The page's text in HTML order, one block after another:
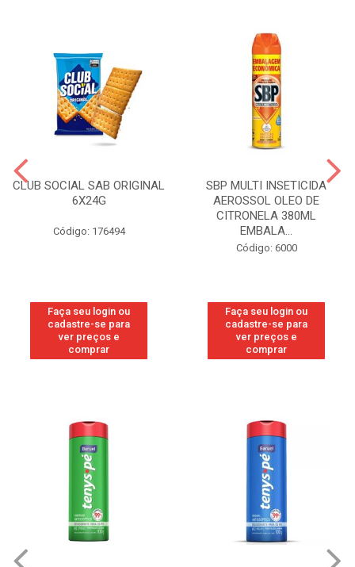
CLUB SOCIAL SAB ORIGINAL
6X24G
Código: 176494
Faça seu login ou
cadastre-se para
ver preços e
comprar
SBP MULTI INSETICIDA
AEROSSOL OLEO DE
CITRONELA 380ML
EMBALA...
Código: 6000
Faça seu login ou
cadastre-se para
ver preços e
comprar